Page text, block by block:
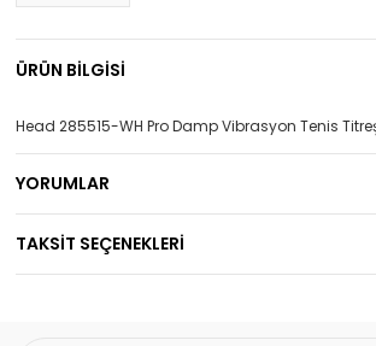
ÜRÜN BİLGİSİ
Head 285515-WH Pro Damp Vibrasyon Tenis
YORUMLAR
TAKSİT SEÇENEKLERİ